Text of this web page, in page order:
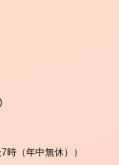
時（年中無休））